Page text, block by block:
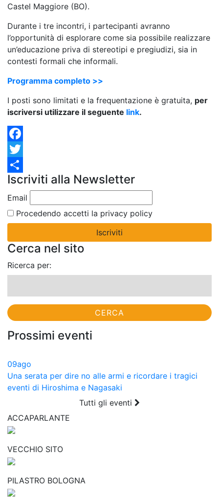
Castel Maggiore (BO).
Durante i tre incontri, i partecipanti avranno
l’opportunità di esplorare come sia possibile realizzare
un’educazione priva di stereotipi e pregiudizi, sia in
contesti formali che informali.
Programma completo >>
I posti sono limitati e la frequentazione è gratuita, per
iscriversi utilizzare il seguente link.
Facebook
Twitter
Condividi
Iscriviti alla Newsletter
Email
Procedendo accetti la privacy policy
Cerca nel sito
Ricerca per:
Prossimi eventi
09ago
Una serata per dire no alle armi e ricordare i tragici
eventi di Hiroshima e Nagasaki
Tutti gli eventi
ACCAPARLANTE
VECCHIO SITO
PILASTRO BOLOGNA